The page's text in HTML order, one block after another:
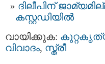
ദിലീപിന്
കസ്റ്റഡിയില്‍
വായിക്കുക:
വിവാദം, സ്ത്രീ